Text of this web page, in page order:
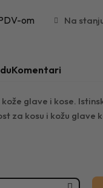
om Na
Komentari
glave i kose.
za kosu i kožu glave